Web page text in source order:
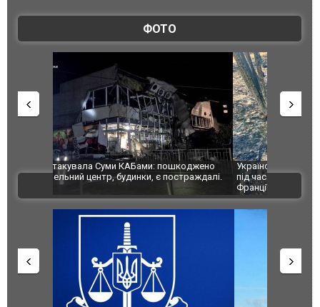
ФОТО
Українські надзвичайники врятували козуленя
під час ліквідації масштабної лісової пожежі у
Франції
СБУ за
Болгарії
ВІДЕО